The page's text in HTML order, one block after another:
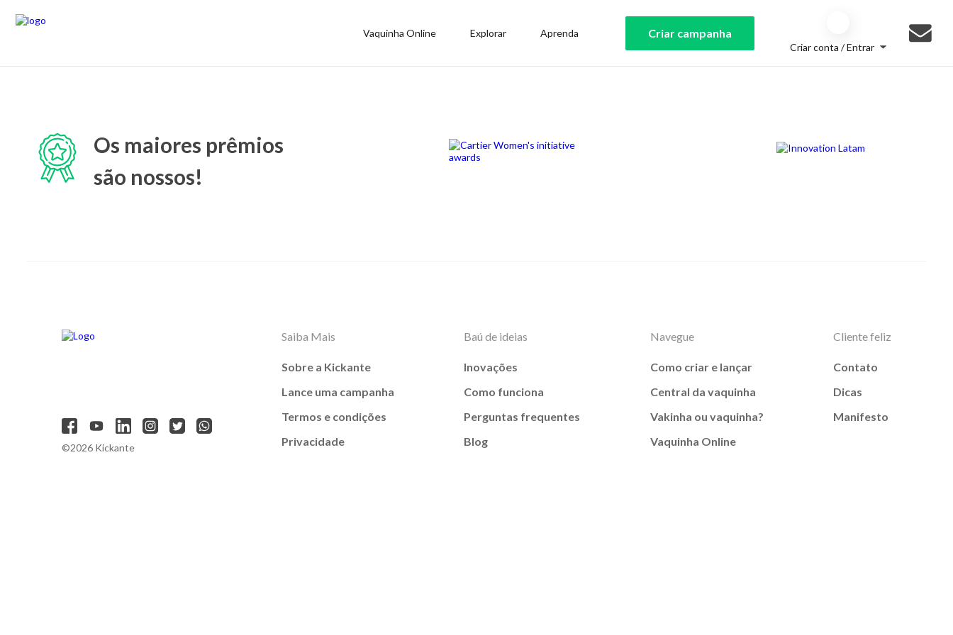
Vaquinha Online Explorar Aprenda Criar campanha
Criar conta / Entrar
Os maiores prêmios
são nossos!
©2026 Kickante
Saiba Mais
Sobre a Kickante
Lance uma campanha
Termos e condições
Privacidade
Baú de ideias
Inovações
Como funciona
Perguntas frequentes
Blog
Navegue
Como criar e lançar
Central da vaquinha
Vakinha ou vaquinha?
Vaquinha Online
Cliente feliz
Contato
Dicas
Manifesto